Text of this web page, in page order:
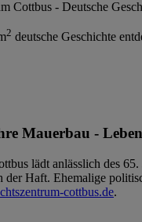
2 deutsche Geschichte
Mauerbau -
lädt anlässlich des
der Haft. Ehemalige
cottbus.de.